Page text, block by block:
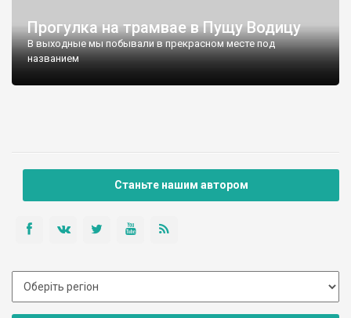
Прогулка на трамвае в Пущу Водицу
В выходные мы побывали в прекрасном месте под
названием
Станьте нашим автором